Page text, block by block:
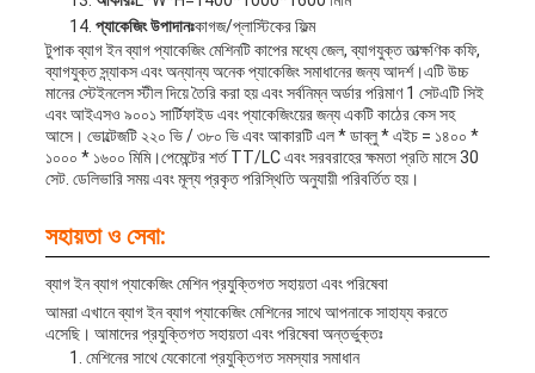
প্যাকেজিং উপাদানঃকাগজ/প্লাস্টিকের ফিল্ম
টুপাক ব্যাগ ইন ব্যাগ প্যাকেজিং মেশিনটি কাপের মধ্যে জেল, ব্যাগযুক্ত তাত্ক্ষণিক কফি,
ব্যাগযুক্ত স্ন্যাকস এবং অন্যান্য অনেক প্যাকেজিং সমাধানের জন্য আদর্শ।এটি উচ্চ
মানের স্টেইনলেস স্টীল দিয়ে তৈরি করা হয় এবং সর্বনিম্ন অর্ডার পরিমাণ 1 সেটএটি সিই
এবং আইএসও ৯০০১ সার্টিফাইড এবং প্যাকেজিংয়ের জন্য একটি কাঠের কেস সহ
আসে। ভোল্টেজটি ২২০ ভি / ৩৮০ ভি এবং আকারটি এল * ডাব্লু * এইচ = ১৪০০ *
১০০০ * ১৬০০ মিমি।পেমেন্টের শর্ত TT/LC এবং সরবরাহের ক্ষমতা প্রতি মাসে 30
সেট. ডেলিভারি সময় এবং মূল্য প্রকৃত পরিস্থিতি অনুযায়ী পরিবর্তিত হয়।
সহায়তা ও সেবা:
ব্যাগ ইন ব্যাগ প্যাকেজিং মেশিন প্রযুক্তিগত সহায়তা এবং পরিষেবা
আমরা এখানে ব্যাগ ইন ব্যাগ প্যাকেজিং মেশিনের সাথে আপনাকে সাহায্য করতে
এসেছি। আমাদের প্রযুক্তিগত সহায়তা এবং পরিষেবা অন্তর্ভুক্তঃ
মেশিনের সাথে যেকোনো প্রযুক্তিগত সমস্যার সমাধান